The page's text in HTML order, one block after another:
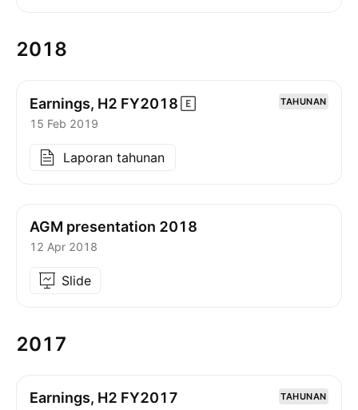
2018
Earnings, H2 FY2018 TAHUNAN
15 Feb 2019
Laporan tahunan
AGM presentation 2018
12 Apr 2018
Slide
2017
Earnings, H2 FY2017 TAHUNAN